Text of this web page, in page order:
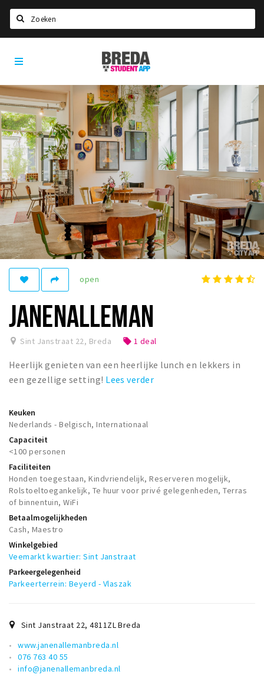
HOME
STUDEREN
Voel je thuis in Breda | GoodMood
Welkom in Breda
Studentenverenigingen
Studentenraad
Studentenroutes
New in town? Check FAQ!
WONEN
Woonruimte
Inschrijven gemeente
Zorgverzekering
Huisarts en eerste hulp
Q&A
KORTING
Draai aan het rad!
VRIJE TIJD
Sport
Nieuws
Agenda
Bezienswaardigheden
Uitjes & activiteiten
Studentenroutes
Drinken
Slapen
Breda
Student
open
JANENALLEMAN
Sint Janstraat 22, Breda local_offer 1 deal
Heerlijk genieten van een heerlijke lunch en lekkers in
een gezellige setting! Lees verder
Keuken
Nederlands - Belgisch, Internationaal
Capaciteit
<100 personen
Faciliteiten
Honden toegestaan, Kindvriendelijk, Reserveren mogelijk,
Rolstoeltoegankelijk, Te huur voor privé gelegenheden, Terras
of binnentuin, WiFi
Betaalmogelijkheden
Cash, Maestro
Winkelgebied
Veemarkt kwartier: Sint Janstraat
Parkeergelegenheid
Parkeerterrein: Beyerd - Vlaszak
Sint Janstraat 22,4811ZLBreda
www.janenallemanbreda.nl
076 763 40 55
info@janenallemanbreda.nl